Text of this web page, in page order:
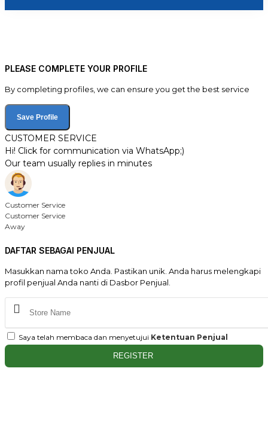
PLEASE COMPLETE YOUR PROFILE
By completing profiles, we can ensure you get the best service
Save Profile
CUSTOMER SERVICE
Hi! Click for communication via WhatsApp;)
Our team usually replies in minutes
Customer Service
Customer Service
Away
DAFTAR SEBAGAI PENJUAL
Masukkan nama toko Anda. Pastikan unik. Anda harus melengkapi
profil penjual Anda nanti di Dasbor Penjual.
Saya telah membaca dan menyetujui Ketentuan Penjual
REGISTER